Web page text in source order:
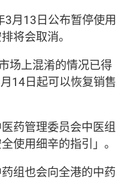
月13日公布暂停使用
将会取消。
场上混淆的情况已得
14日起可以恢复销售
药管理委员会中医组
使用细辛的指引」。
组也会向全港的中药